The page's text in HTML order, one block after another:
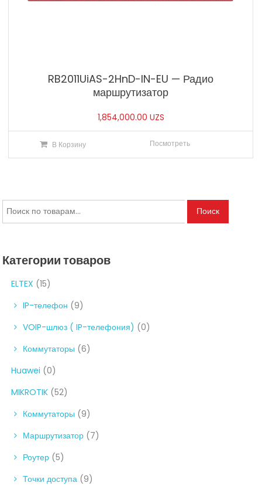
RB2011UiAS-2HnD-IN-EU — Радио
маршрутизатор
1,854,000.00 UZS
В Корзину Посмотреть
Искать: Поиск
Категории товаров
ELTEX (15)
IP-телефон (9)
VOIP-шлюз ( IP-телефония) (0)
Коммутаторы (6)
Huawei (0)
MIKROTIK (52)
Коммутаторы (9)
Маршрутизатор (7)
Роутер (5)
Точки доступа (9)